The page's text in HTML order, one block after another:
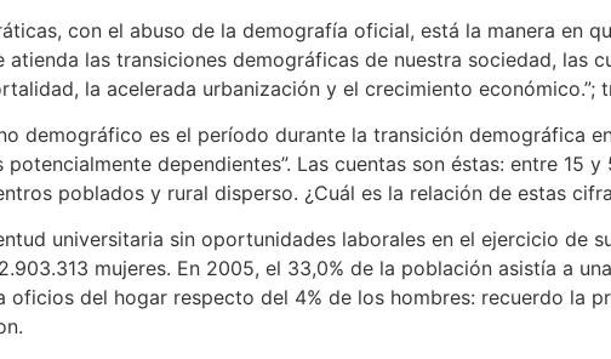
con el abuso de la demografía oficial, está la manera en
las transiciones demográficas de nuestra sociedad, las
la acelerada urbanización y el crecimiento
demográfico es el período durante la transición demográfica
dependientes”. Las cuentas son éstas: entre 15
poblados y rural disperso. ¿Cuál es la relación de estas
universitaria sin oportunidades laborales en el ejercicio
mujeres. En 2005, el 33,0% de la población asistía a
oficios del hogar respecto del 4% de los hombres: recuerdo la